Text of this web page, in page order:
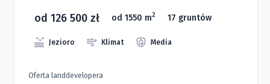
od 126 500 zł od 1550 m2 17 gruntów
Jezioro Klimat Media
Oferta landdevelopera